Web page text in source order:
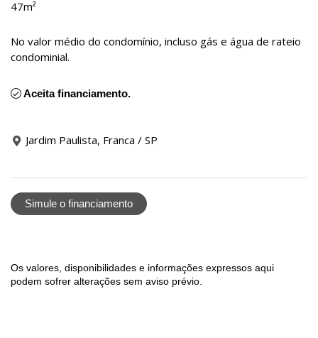
47m²
No valor médio do condomínio, incluso gás e água de rateio
condominial.
Aceita financiamento.
Jardim Paulista, Franca / SP
Simule o financiamento
Os valores, disponibilidades e informações expressos aqui
podem sofrer alterações sem aviso prévio.